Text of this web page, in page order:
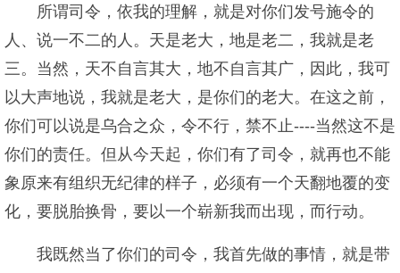
所谓司令，依我的理解，就是对你们发号施令的
人、说一不二的人。天是老大，地是老二，我就是老
三。当然，天不自言其大，地不自言其广，因此，我可
以大声地说，我就是老大，是你们的老大。在这之前，
你们可以说是乌合之众，令不行，禁不止----当然这不是
你们的责任。但从今天起，你们有了司令，就再也不能
象原来有组织无纪律的样子，必须有一个天翻地覆的变
化，要脱胎换骨，要以一个崭新我而出现，而行动。
我既然当了你们的司令，我首先做的事情，就是带